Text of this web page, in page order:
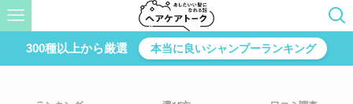
300種以上から厳選 本当に良いシャンプーランキング